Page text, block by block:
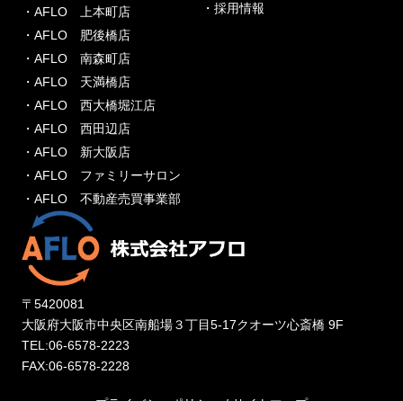
・AFLO 上本町店
・AFLO 肥後橋店
・AFLO 南森町店
・AFLO 天満橋店
・AFLO 西大橋堀江店
・AFLO 西田辺店
・AFLO 新大阪店
・AFLO ファミリーサロン
・AFLO 不動産売買事業部
・採用情報
〒5420081
大阪府大阪市中央区南船場３丁目5-17クオーツ心斎橋 9F
TEL:06-6578-2223
FAX:06-6578-2228